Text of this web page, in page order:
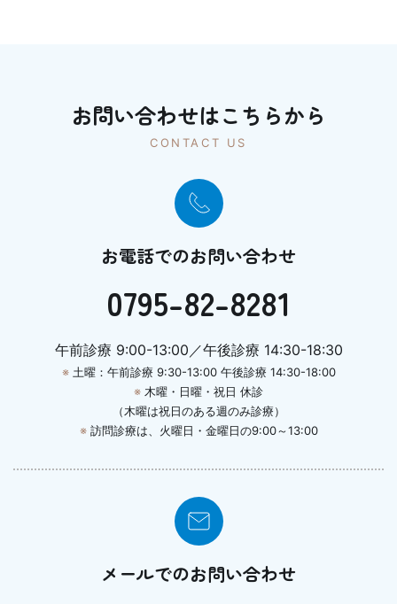
お問い合わせはこちらから
CONTACT US
お電話でのお問い合わせ
0795-82-8281
午前診療 9:00-13:00／午後診療 14:30-18:30
※土曜：午前診療 9:30-13:00 午後診療 14:30-18:00
※ 木曜・日曜・祝日 休診
（木曜は祝日のある週のみ診療）
※訪問診療は、火曜日・金曜日の9:00～13:00
メールでのお問い合わせ